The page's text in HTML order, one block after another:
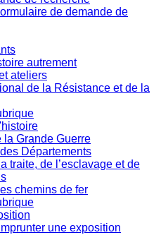
de demande de
autrement
ateliers
de la Résistance et de la
la Grande Guerre
Départements
traite, de l’esclavage et de
chemins de fer
une exposition